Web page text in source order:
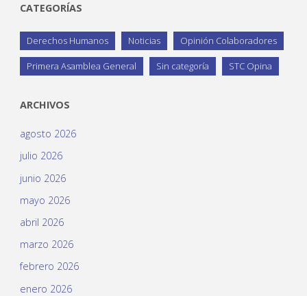
CATEGORÍAS
Derechos Humanos Noticias Opinión Colaboradores
Primera Asamblea General Sin categoría STC Opina
ARCHIVOS
agosto 2026
julio 2026
junio 2026
mayo 2026
abril 2026
marzo 2026
febrero 2026
enero 2026